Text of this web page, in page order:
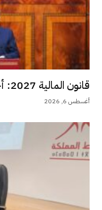
قانون المالية 2027: أخنوش يبقي على دعم...
أغسطس 6, 2026